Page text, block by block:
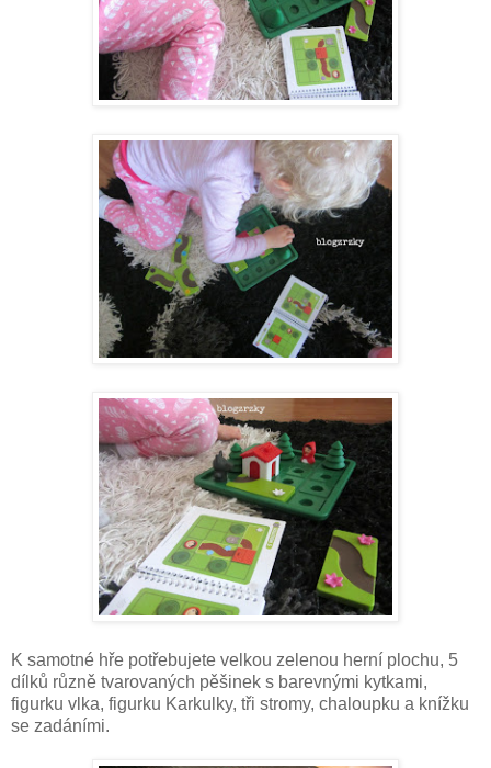
K samotné hře potřebujete velkou zelenou herní plochu, 5
dílků různě tvarovaných pěšinek s barevnými kytkami,
figurku vlka, figurku Karkulky, tři stromy, chaloupku a knížku
se zadáními.